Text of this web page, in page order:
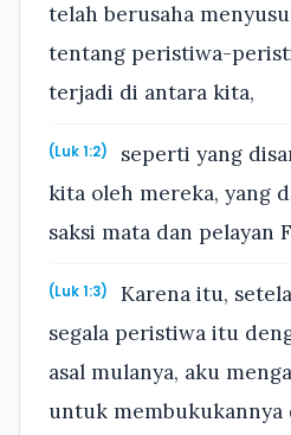
telah berusaha
tentang peristiwa-
terjadi di antara kita,
(Luk 1:2)
seperti yang
kita oleh mereka, yang
saksi mata dan pelayan
(Luk 1:3)
Karena itu,
segala peristiwa itu
asal mulanya, aku
untuk